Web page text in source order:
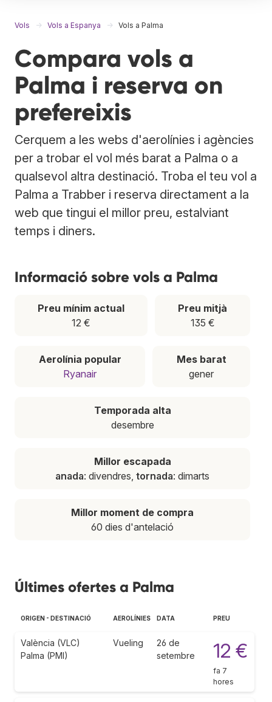
Vols Vols a Espanya Vols a Palma
Compara vols a
Palma i reserva on
prefereixis
Cerquem a les webs d'aerolínies i agències
per a trobar el vol més barat a Palma o a
qualsevol altra destinació. Troba el teu vol a
Palma a Trabber i reserva directament a la
web que tingui el millor preu, estalviant
temps i diners.
Informació sobre vols a Palma
Preu mínim actual
12 €
Preu mitjà
135 €
Aerolínia popular
Ryanair
Mes barat
gener
Temporada alta
desembre
Millor escapada
anada: divendres, tornada: dimarts
Millor moment de compra
60 dies d'antelació
Últimes ofertes a Palma
ORIGEN - DESTINACIÓ AEROLÍNIES DATA PREU
València (VLC)
Palma (PMI)
Vueling
26 de
setembre
12 €
fa 7
hores